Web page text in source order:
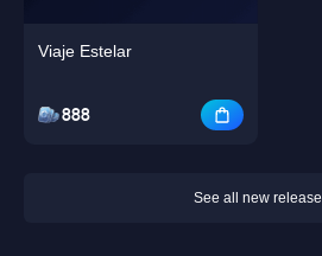
Viaje Estelar
888
See all new release